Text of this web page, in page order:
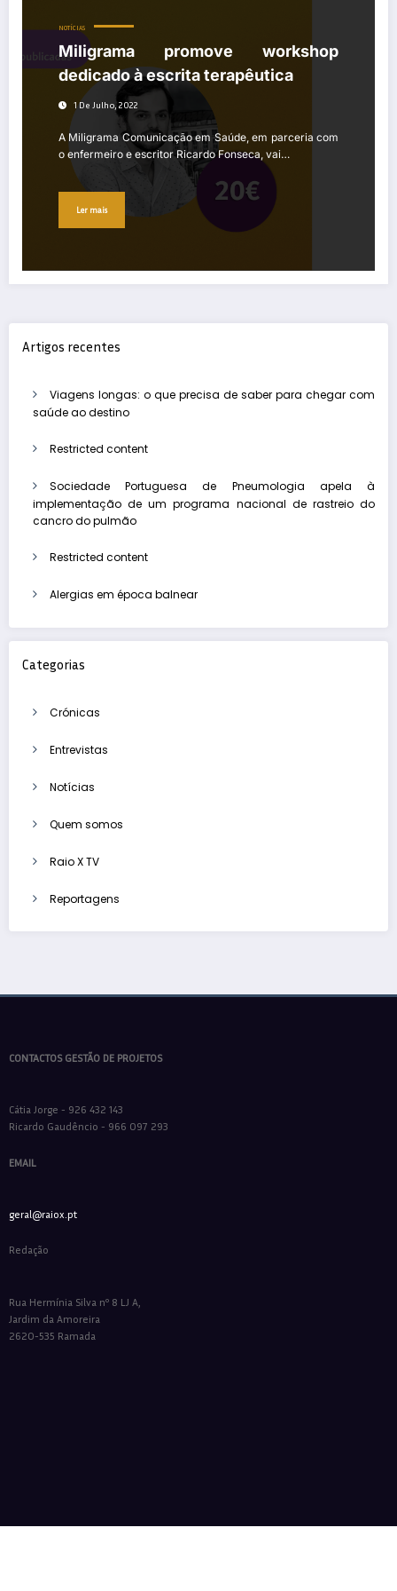
NOTÍCIAS
Miligrama promove workshop
dedicado à escrita terapêutica
1 De Julho, 2022
A Miligrama Comunicação em Saúde, em parceria com
o enfermeiro e escritor Ricardo Fonseca, vai…
Ler mais
Artigos recentes
Viagens longas: o que precisa de saber para chegar com
saúde ao destino
Restricted content
Sociedade Portuguesa de Pneumologia apela à
implementação de um programa nacional de rastreio do
cancro do pulmão
Restricted content
Alergias em época balnear
Categorias
Crónicas
Entrevistas
Notícias
Quem somos
Raio X TV
Reportagens
CONTACTOS GESTÃO DE PROJETOS
Cátia Jorge - 926 432 143
Ricardo Gaudêncio - 966 097 293
EMAIL
geral@raiox.pt
Redação
Rua Hermínia Silva nº 8 LJ A,
Jardim da Amoreira
2620-535 Ramada